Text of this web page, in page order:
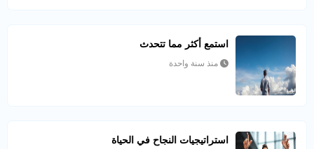
استمع أكثر مما تتحدث
منذ سنة واحدة
استراتيجيات النجاح في الحياة